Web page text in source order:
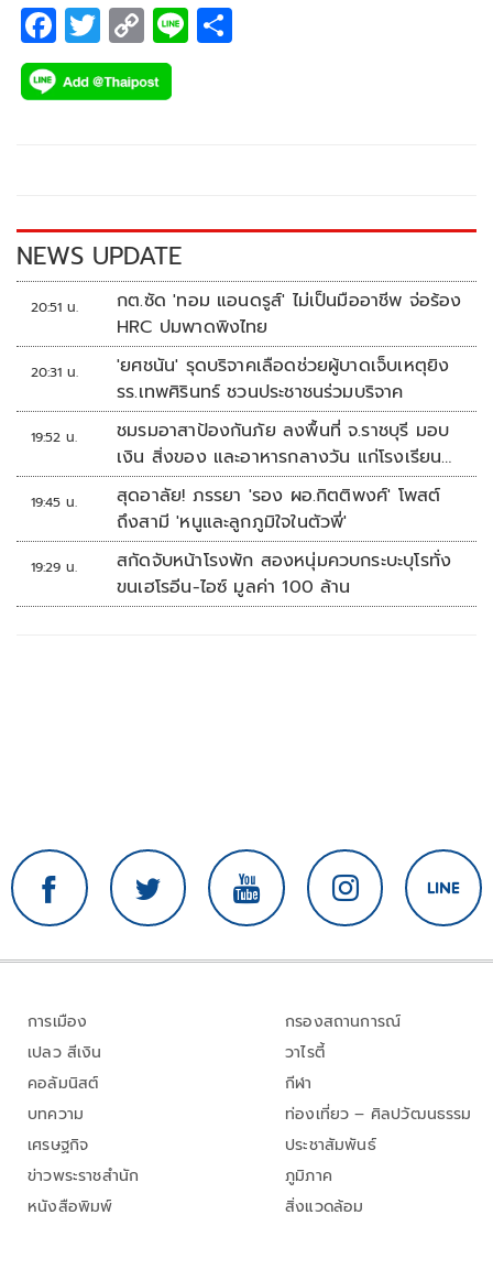
F
ac
e
k
T
wi
tt
C
o
p
k
Li
NEWS UPDATE
20:51 น.
กต.ซัด 'ทอม แอนดรูส์' ไม่เป็นมืออาชีพ จ่อร้อง
HRC ปมพาดพิงไทย
20:31 น.
'ยศชนัน' รุดบริจาคเลือดช่วยผู้บาดเจ็บเหตุยิง
รร.เทพศิรินทร์ ชวนประชาชนร่วมบริจาค
19:52 น.
ชมรมอาสาป้องกันภัย ลงพื้นที่ จ.ราชบุรี มอบ
เงิน สิ่งของ และอาหารกลางวัน แก่โรงเรียน
บ้านหนองน้ำใส
19:45 น.
สุดอาลัย! ภรรยา 'รอง ผอ.กิตติพงศ์' โพสต์
ถึงสามี 'หนูและลูกภูมิใจในตัวพี่'
19:29 น.
สกัดจับหน้าโรงพัก สองหนุ่มควบกระบะบุโรทั่ง
ขนเฮโรอีน-ไอซ์ มูลค่า 100 ล้าน
การเมือง
เปลว สีเงิน
คอลัมนิสต์
บทความ
เศรษฐกิจ
ข่าวพระราชสำนัก
หนังสือพิมพ์
กรองสถานการณ์
วาไรตี้
กีฬา
ท่องเที่ยว – ศิลปวัฒนธรรม
ประชาสัมพันธ์
ภูมิภาค
สิ่งแวดล้อม